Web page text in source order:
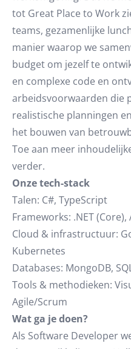
tot Great Place to Work
teams, gezamenlijke
manier waarop we
budget om jezelf te
en complexe code en
arbeidsvoorwaarden die
realistische planningen
het bouwen van
Toe aan meer
verder.
Onze tech-stack
Talen: C#, TypeScript
Frameworks: .NET
Cloud & infrastructuur:
Kubernetes
Databases: MongoDB,
Tools & methodieken:
Agile/Scrum
Wat ga je doen?
Als Software Developer